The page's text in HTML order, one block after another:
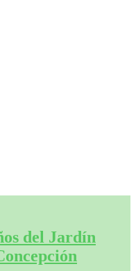
del Jardín